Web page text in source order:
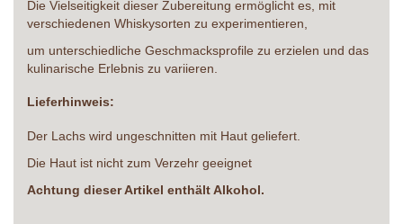
Die Vielseitigkeit dieser Zubereitung ermöglicht es, mit
verschiedenen Whiskysorten zu experimentieren,
um unterschiedliche Geschmacksprofile zu erzielen und das
kulinarische Erlebnis zu variieren.
Lieferhinweis:
Der Lachs wird ungeschnitten mit Haut geliefert.
Die Haut ist nicht zum Verzehr geeignet
Achtung dieser Artikel enthält Alkohol.